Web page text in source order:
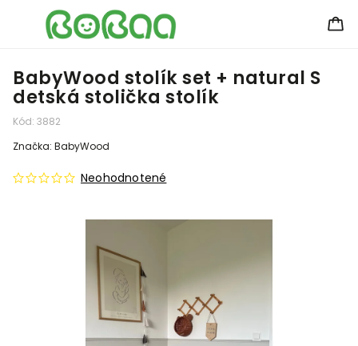
BabyWood stolík set + natural S
detská stolička stolík
Kód: 3882
Neohodnotené
Značka: BabyWood